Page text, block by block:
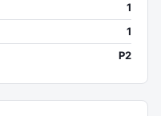
1
1
P2